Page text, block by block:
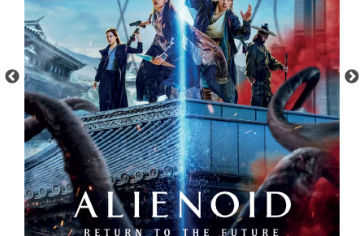
CINÉMA
AGENCE
J’ACCEPTE LES CONDITIONS
D’UTILISATION